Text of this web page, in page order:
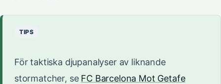
TIPS
För taktiska djupanalyser av liknande
stormatcher, se FC Barcelona Mot Getafe